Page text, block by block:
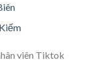
viên Tiktok